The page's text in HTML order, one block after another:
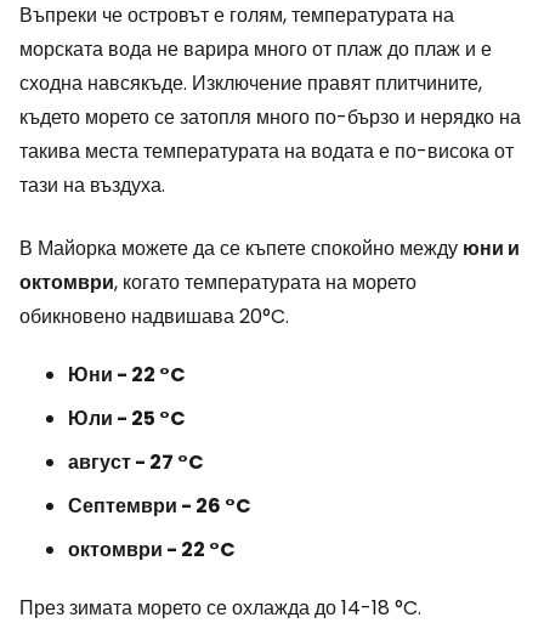
Въпреки че островът е голям, температурата на
морската вода не варира много от плаж до плаж и е
сходна навсякъде. Изключение правят плитчините,
където морето се затопля много по-бързо и нерядко на
такива места температурата на водата е по-висока от
тази на въздуха.
В Майорка можете да се къпете спокойно между юни и
октомври, когато температурата на морето
обикновено надвишава 20°C.
Юни - 22 °C
Юли - 25 °C
август - 27 °C
Септември - 26 °C
октомври - 22 °C
През зимата морето се охлажда до 14-18 °C.